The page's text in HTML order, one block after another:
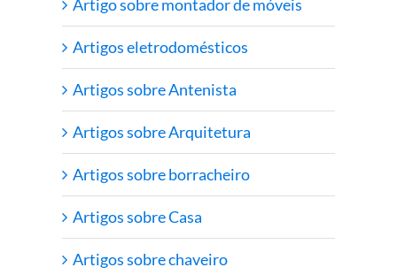
Artigo sobre montador de móveis
Artigos eletrodomésticos
Artigos sobre Antenista
Artigos sobre Arquitetura
Artigos sobre borracheiro
Artigos sobre Casa
Artigos sobre chaveiro